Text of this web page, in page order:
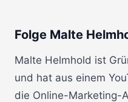
Folge Malte
Malte Helmhold ist
und hat aus einem
die Online-Marketing-